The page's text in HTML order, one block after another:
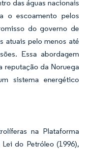
das águas nacionais
o escoamento pelos
do governo de
atuais pelo menos até
Essa abordagem
reputação da Noruega
sistema energético
na Plataforma
do Petróleo (1996),